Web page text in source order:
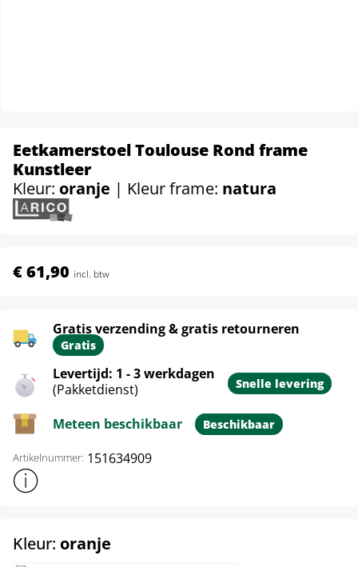
Eetkamerstoel Toulouse Rond frame
Kunstleer
Kleur: oranje | Kleur frame: natura
€ 61,90 incl. btw
Gratis verzending & gratis retourneren
Gratis
Levertijd: 1 - 3 werkdagen
(Pakketdienst)
Snelle levering
Meteen beschikbaar Beschikbaar
Artikelnummer: 151634909
Toon meer productinformatie
Kleur: oranje